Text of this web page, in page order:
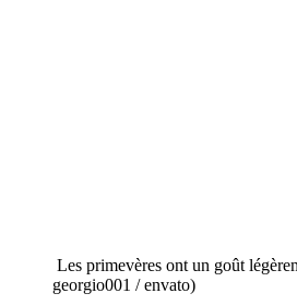
Les primevères ont un goût
georgio001 / envato)